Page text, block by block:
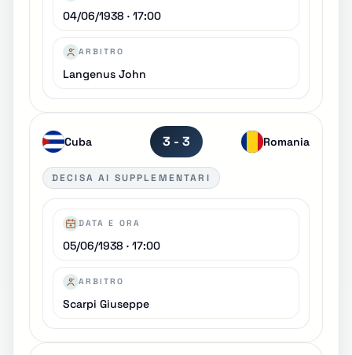
04/06/1938 · 17:00
ARBITRO
Langenus John
Cuba 3 - 3 Romania
DECISA AI SUPPLEMENTARI
DATA E ORA
05/06/1938 · 17:00
ARBITRO
Scarpi Giuseppe